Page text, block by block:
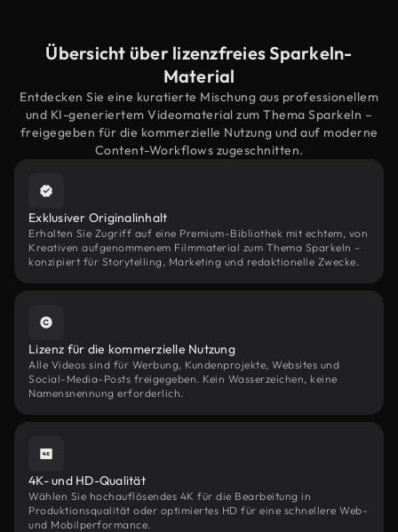
Übersicht über lizenzfreies Sparkeln-
Material
Entdecken Sie eine kuratierte Mischung aus professionellem
und KI-generiertem Videomaterial zum Thema Sparkeln –
freigegeben für die kommerzielle Nutzung und auf moderne
Content-Workflows zugeschnitten.
Exklusiver Originalinhalt
Erhalten Sie Zugriff auf eine Premium-Bibliothek mit echtem, von
Kreativen aufgenommenem Filmmaterial zum Thema Sparkeln –
konzipiert für Storytelling, Marketing und redaktionelle Zwecke.
Lizenz für die kommerzielle Nutzung
Alle Videos sind für Werbung, Kundenprojekte, Websites und
Social-Media-Posts freigegeben. Kein Wasserzeichen, keine
Namensnennung erforderlich.
4K- und HD-Qualität
Wählen Sie hochauflösendes 4K für die Bearbeitung in
Produktionsqualität oder optimiertes HD für eine schnellere Web-
und Mobilperformance.